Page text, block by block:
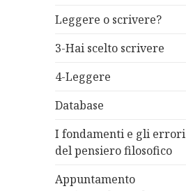
Leggere o scrivere?
3-Hai scelto scrivere
4-Leggere
Database
I fondamenti e gli errori
del pensiero filosofico
Appuntamento